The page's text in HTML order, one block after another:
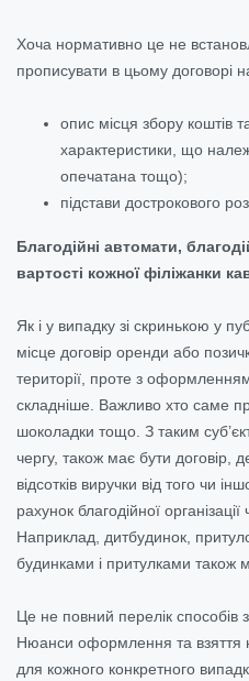
Хоча нормативно це не
прописувати в цьому договорі
опис місця збору коштів
характеристики, що
опечатана тощо);
підстави дострокового
Благодійні автомати,
вартості кожної філіжанки
Як і у випадку зі скринькою у
місце договір оренди або
території, проте з
складніше. Важливо хто саме
шоколадки тощо. З таким
чергу, також має бути договір,
відсотків виручки від того чи
рахунок благодійної
Наприклад, дитбудинок,
будинками і притулками також
Це не повний перелік способів
Нюанси оформлення та взяття
для кожного конкретного